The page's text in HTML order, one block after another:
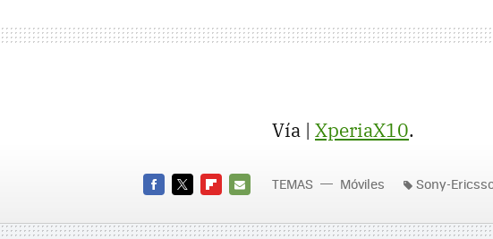
Vía | XperiaX10.
MAIL
TEMAS Móviles Sony-